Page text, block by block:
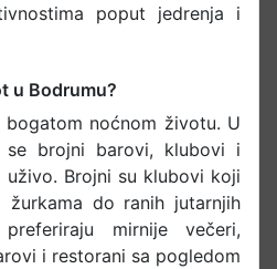
poput jedrenja i
u Bodrumu?
noćnom životu. U
se brojni barovi, klubovi i
uživo. Brojni su klubovi koji
do ranih jutarnjih
mirnije večeri,
i restorani sa pogledom